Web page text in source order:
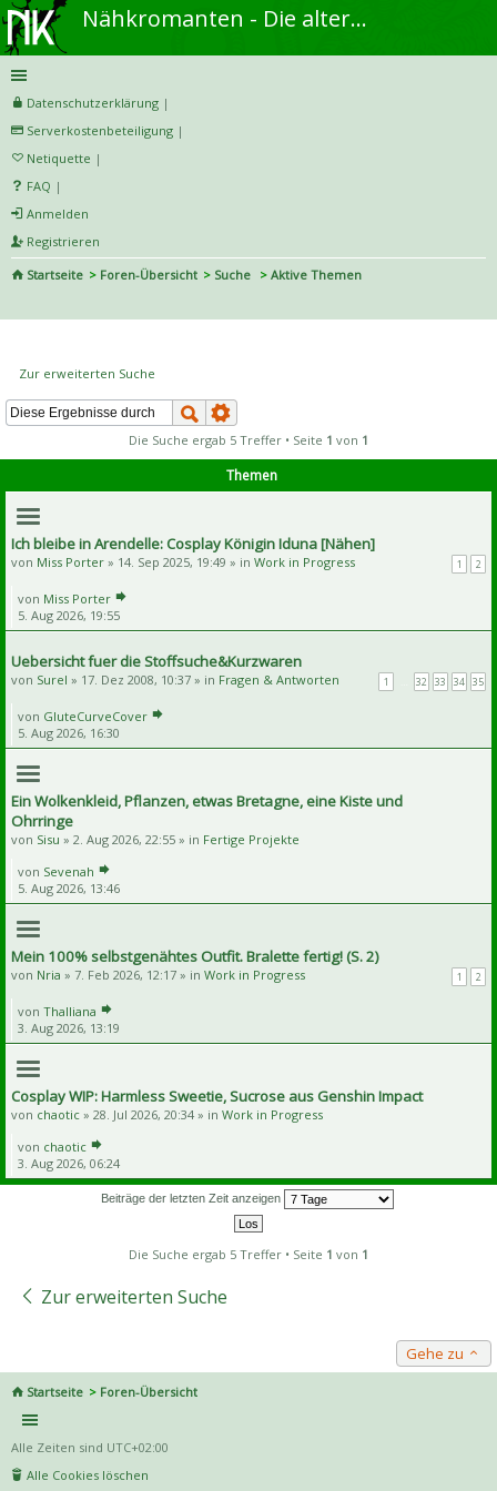
Nähkromanten - Die alternative Näh- und DIY-Community
Datenschutzerklärung |
Serverkostenbeteiligung |
Netiquette |
FAQ |
Anmelden
Registrieren
Startseite
Foren-Übersicht Suche
Aktive Themen
Zur erweiterten Suche
Die Suche ergab 5 Treffer • Seite 1 von 1
Themen
Ich bleibe in Arendelle: Cosplay Königin Iduna [Nähen]
1 2
von Miss Porter » 14. Sep 2025, 19:49 » in Work in Progress
von Miss Porter
5. Aug 2026, 19:55
Uebersicht fuer die Stoffsuche&Kurzwaren
1 32 33 34 35
von Surel » 17. Dez 2008, 10:37 » in Fragen & Antworten
von GluteCurveCover
5. Aug 2026, 16:30
Ein Wolkenkleid, Pflanzen, etwas Bretagne, eine Kiste und
Ohrringe
von Sisu » 2. Aug 2026, 22:55 » in Fertige Projekte
von Sevenah
5. Aug 2026, 13:46
Mein 100% selbstgenähtes Outfit. Bralette fertig! (S. 2)
1 2
von Nria » 7. Feb 2026, 12:17 » in Work in Progress
von Thalliana
3. Aug 2026, 13:19
Cosplay WIP: Harmless Sweetie, Sucrose aus Genshin Impact
von chaotic » 28. Jul 2026, 20:34 » in Work in Progress
von chaotic
3. Aug 2026, 06:24
Beiträge der letzten Zeit anzeigen
Die Suche ergab 5 Treffer • Seite 1 von 1
Zur erweiterten Suche
Gehe zu
Startseite Foren-Übersicht
Alle Zeiten sind UTC+02:00
Alle Cookies löschen